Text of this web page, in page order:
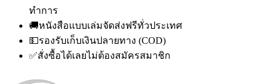
ทำการ
🚚หนังสือแบบเล่มจัดส่งฟรีทั่วประเทศ
💵รองรับเก็บเงินปลายทาง (COD)
✅สั่งซื้อได้เลยไม่ต้องสมัครสมาชิก